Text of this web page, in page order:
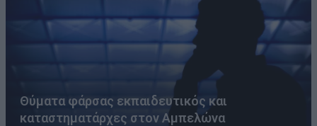
Θύματα φάρσας εκπαιδευτικός και
καταστηματάρχες στον Αμπελώνα